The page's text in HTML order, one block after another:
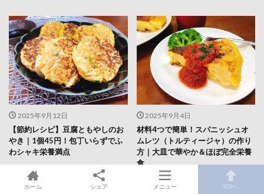
2025年9月12日
【節約レシピ】豆腐ともやしのお
やき｜1個45円！包丁いらずでふ
わシャキ栄養満点
2025年9月4日
材料4つで簡単！スパニッシュオ
ムレツ（トルティージャ）の作り
方｜大皿で華やか＆ほぼ完全栄養
食
ホーム シェア メニュー TOPへ